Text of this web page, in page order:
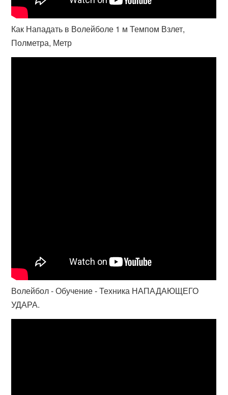
Как Нападать в Волейболе 1 м Темпом Взлет,
Полметра, Метр
Волейбол - Обучение - Техника НАПАДАЮЩЕГО
УДАРА.